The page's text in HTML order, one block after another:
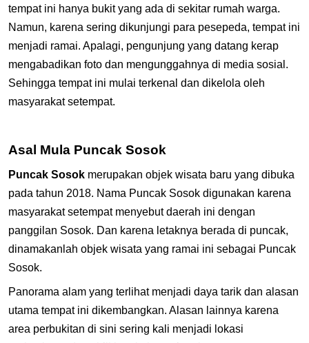
tempat ini hanya bukit yang ada di sekitar rumah warga.
Namun, karena sering dikunjungi para pesepeda, tempat ini
menjadi ramai. Apalagi, pengunjung yang datang kerap
mengabadikan foto dan mengunggahnya di media sosial.
Sehingga tempat ini mulai terkenal dan dikelola oleh
masyarakat setempat.
Asal Mula Puncak Sosok
Puncak Sosok merupakan objek wisata baru yang dibuka
pada tahun 2018. Nama Puncak Sosok digunakan karena
masyarakat setempat menyebut daerah ini dengan
panggilan Sosok. Dan karena letaknya berada di puncak,
dinamakanlah objek wisata yang ramai ini sebagai Puncak
Sosok.
Panorama alam yang terlihat menjadi daya tarik dan alasan
utama tempat ini dikembangkan. Alasan lainnya karena
area perbukitan di sini sering kali menjadi lokasi